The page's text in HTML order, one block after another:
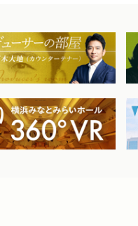
開発まで深く関わっ
し話題となる。 代表作
ミリオンライブ! シア
数。
ストラ）
楽監督山田和樹により